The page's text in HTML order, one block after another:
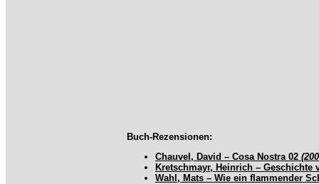
Buch-Rezensionen:
Chauvel, David – Cosa Nostra 02
Kretschmayr, Heinrich –
Wahl, Mats – Wie ein flammender